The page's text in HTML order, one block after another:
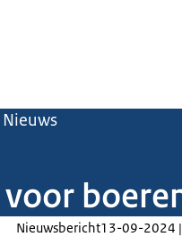
Nieuws
Nieuwsbericht13-09-2024